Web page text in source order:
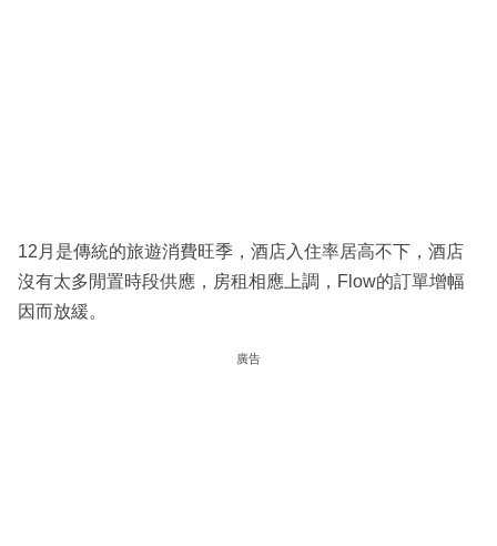
12月是傳統的旅遊消費旺季，酒店入住率居高不下，酒店
沒有太多閒置時段供應，房租相應上調，Flow的訂單增幅
因而放緩。
廣告